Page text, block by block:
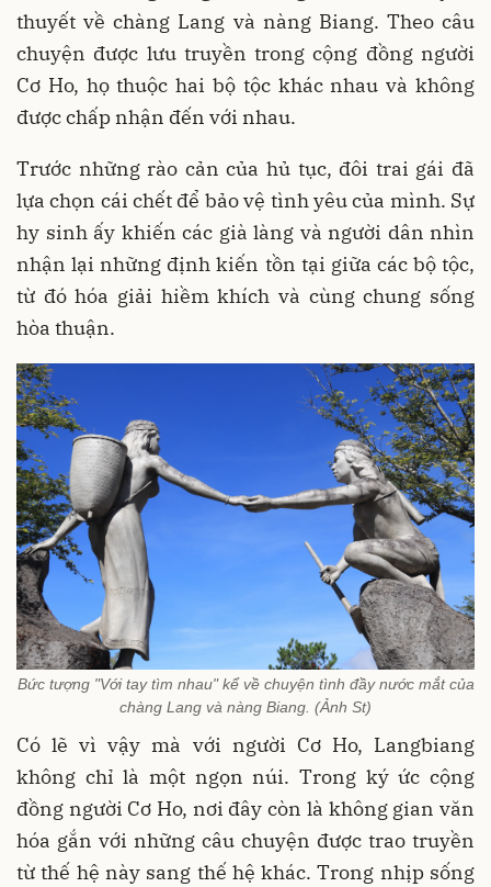
thuyết về chàng Lang và nàng Biang. Theo câu
chuyện được lưu truyền trong cộng đồng người
Cơ Ho, họ thuộc hai bộ tộc khác nhau và không
được chấp nhận đến với nhau.
Trước những rào cản của hủ tục, đôi trai gái đã
lựa chọn cái chết để bảo vệ tình yêu của mình. Sự
hy sinh ấy khiến các già làng và người dân nhìn
nhận lại những định kiến tồn tại giữa các bộ tộc,
từ đó hóa giải hiềm khích và cùng chung sống
hòa thuận.
Bức tượng "Với tay tìm nhau" kể về chuyện tình đầy nước mắt của
chàng Lang và nàng Biang. (Ảnh St)
Có lẽ vì vậy mà với người Cơ Ho, Langbiang
không chỉ là một ngọn núi. Trong ký ức cộng
đồng người Cơ Ho, nơi đây còn là không gian văn
hóa gắn với những câu chuyện được trao truyền
từ thế hệ này sang thế hệ khác. Trong nhịp sống